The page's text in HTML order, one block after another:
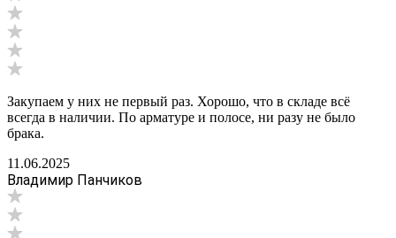
Закупаем у них не первый раз. Хорошо, что в складе всё
всегда в наличии. По арматуре и полосе, ни разу не было
брака.
11.06.2025
Владимир Панчиков